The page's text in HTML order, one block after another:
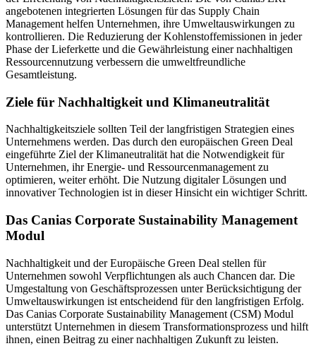
angebotenen integrierten Lösungen für das Supply Chain
Management helfen Unternehmen, ihre Umweltauswirkungen zu
kontrollieren. Die Reduzierung der Kohlenstoffemissionen in jeder
Phase der Lieferkette und die Gewährleistung einer nachhaltigen
Ressourcennutzung verbessern die umweltfreundliche
Gesamtleistung.
Ziele für Nachhaltigkeit und Klimaneutralität
Nachhaltigkeitsziele sollten Teil der langfristigen Strategien eines
Unternehmens werden. Das durch den europäischen Green Deal
eingeführte Ziel der Klimaneutralität hat die Notwendigkeit für
Unternehmen, ihr Energie- und Ressourcenmanagement zu
optimieren, weiter erhöht. Die Nutzung digitaler Lösungen und
innovativer Technologien ist in dieser Hinsicht ein wichtiger Schritt.
Das Canias Corporate Sustainability Management
Modul
Nachhaltigkeit und der Europäische Green Deal stellen für
Unternehmen sowohl Verpflichtungen als auch Chancen dar. Die
Umgestaltung von Geschäftsprozessen unter Berücksichtigung der
Umweltauswirkungen ist entscheidend für den langfristigen Erfolg.
Das Canias Corporate Sustainability Management (CSM) Modul
unterstützt Unternehmen in diesem Transformationsprozess und hilft
ihnen, einen Beitrag zu einer nachhaltigen Zukunft zu leisten.